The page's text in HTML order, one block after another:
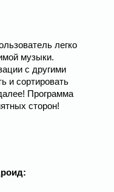
легко
музыки.
с другими
и сортировать
Программа
сторон!